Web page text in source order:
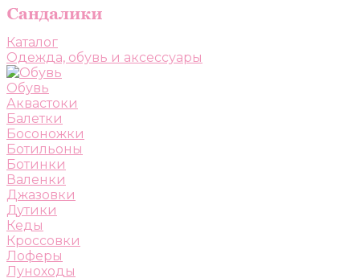
Каталог
Одежда, обувь и аксессуары
Обувь
Аквастоки
Балетки
Босоножки
Ботильоны
Ботинки
Валенки
Джазовки
Дутики
Кеды
Кроссовки
Лоферы
Луноходы